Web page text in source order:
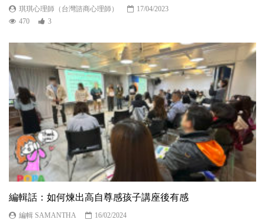
琪琪心理師（台灣諮商心理師）
17/04/2023
470
3
編輯話：如何煉出高自尊感孩子講座後有感
編輯 SAMANTHA
16/02/2024